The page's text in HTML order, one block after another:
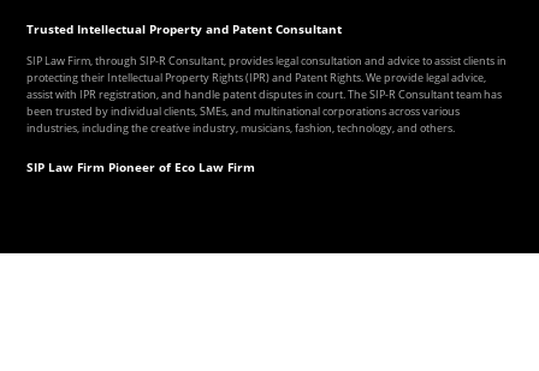
Trusted Intellectual Property and Patent Consultant
SIP Law Firm, through SIP-R Consultant, provides legal consultation and advice to assist clients in
protecting their Intellectual Property Rights (IPR) and Patent Rights. We provide legal advice,
assist with IPR registration, and handle patent disputes in court. The SIP-R Consultant team has
been trusted by individual clients, SMEs, and multinational corporations across various
industries, including the creative industry, musicians, fashion, technology, and others.
SIP Law Firm Pioneer of Eco Law Firm